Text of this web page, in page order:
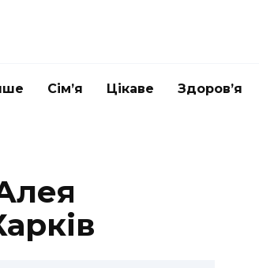
Сім’я Цікаве Здоров’я